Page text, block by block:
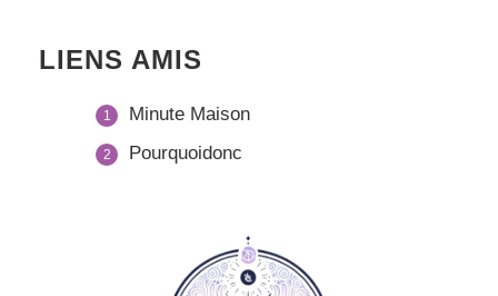
LIENS AMIS
Minute Maison
Pourquoidonc